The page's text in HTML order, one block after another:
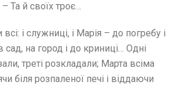
Та й своїх троє…
всі: і служниці, і Марія – до погребу і
сад, на город і до криниці… Одні
треті розкладали; Марта всіма
біля розпаленої печі і віддаючи